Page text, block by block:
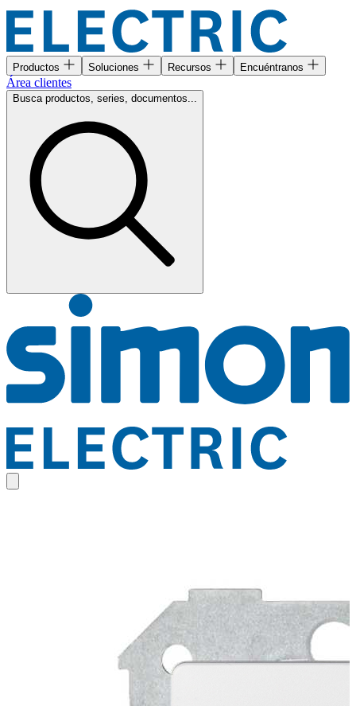
Productos Soluciones Recursos Encuéntranos
Área clientes
Busca productos, series, documentos...